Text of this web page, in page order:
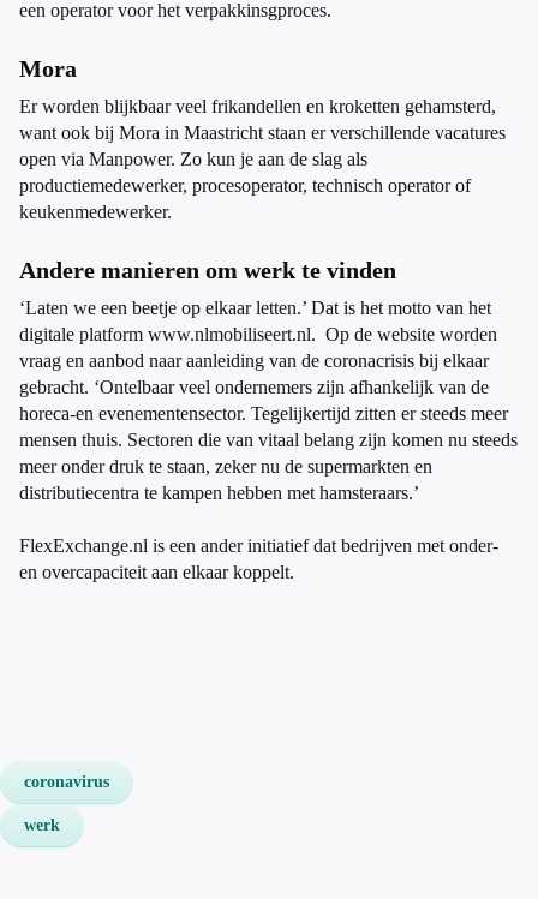
een operator voor het verpakkinsgproces.
Mora
Er worden blijkbaar veel frikandellen en kroketten gehamsterd,
want ook bij Mora in Maastricht staan er verschillende vacatures
open via Manpower. Zo kun je aan de slag als
productiemedewerker, procesoperator, technisch operator of
keukenmedewerker.
Andere manieren om werk te vinden
‘Laten we een beetje op elkaar letten.’ Dat is het motto van het
digitale platform www.nlmobiliseert.nl. Op de website worden
vraag en aanbod naar aanleiding van de coronacrisis bij elkaar
gebracht. ‘Ontelbaar veel ondernemers zijn afhankelijk van de
horeca-en evenementensector. Tegelijkertijd zitten er steeds meer
mensen thuis. Sectoren die van vitaal belang zijn komen nu steeds
meer onder druk te staan, zeker nu de supermarkten en
distributiecentra te kampen hebben met hamsteraars.’
FlexExchange.nl is een ander initiatief dat bedrijven met onder-
en overcapaciteit aan elkaar koppelt.
coronavirus
werk